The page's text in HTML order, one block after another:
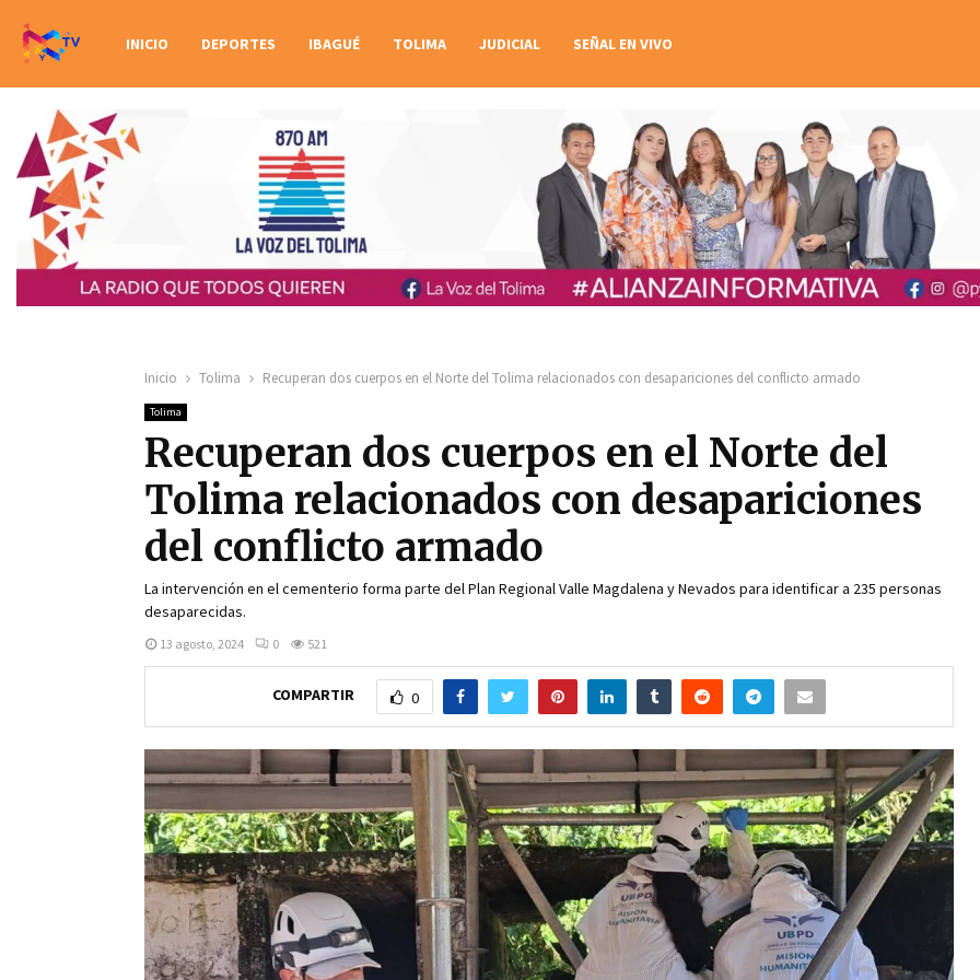
INICIO DEPORTES IBAGUÉ TOLIMA JUDICIAL SEÑAL EN VIVO
Inicio Tolima Recuperan dos cuerpos en el Norte del Tolima relacionados con desapariciones del conflicto armado
Tolima
Recuperan dos cuerpos en el Norte del
Tolima relacionados con desapariciones
del conflicto armado
La intervención en el cementerio forma parte del Plan Regional Valle Magdalena y Nevados para identificar a 235 personas
desaparecidas.
13 agosto, 2024 0 521
COMPARTIR 0